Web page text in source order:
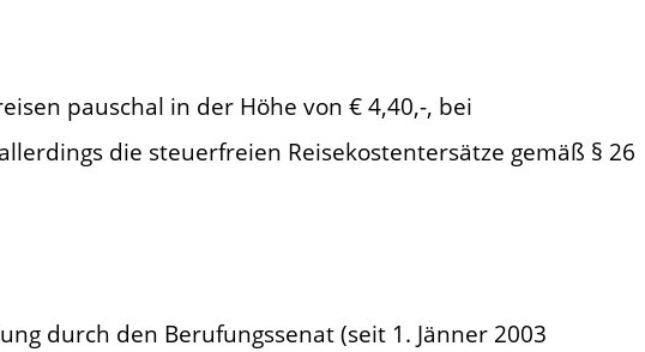
pauschal in der Höhe von € 4,40,-, bei
die steuerfreien Reisekostentersätze gemäß § 26
durch den Berufungssenat (seit 1. Jänner 2003